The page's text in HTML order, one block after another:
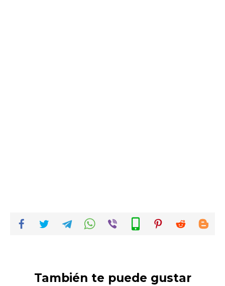
También te puede gustar